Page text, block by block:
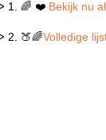
1. 🌈 ❤️ Bekijk nu
2. 🍑🌈Volledige